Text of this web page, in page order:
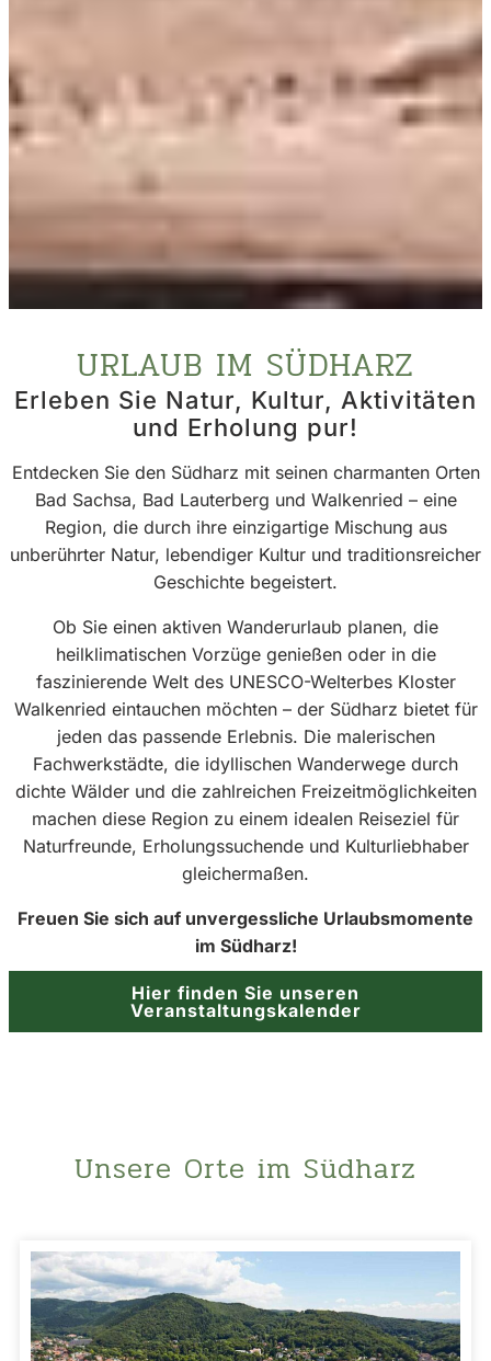
URLAUB IM SÜDHARZ
Erleben Sie Natur, Kultur, Aktivitäten
und Erholung pur!
Entdecken Sie den Südharz mit seinen charmanten Orten
Bad Sachsa, Bad Lauterberg und Walkenried – eine
Region, die durch ihre einzigartige Mischung aus
unberührter Natur, lebendiger Kultur und traditionsreicher
Geschichte begeistert.
Ob Sie einen aktiven Wanderurlaub planen, die
heilklimatischen Vorzüge genießen oder in die
faszinierende Welt des UNESCO-Welterbes Kloster
Walkenried eintauchen möchten – der Südharz bietet für
jeden das passende Erlebnis. Die malerischen
Fachwerkstädte, die idyllischen Wanderwege durch
dichte Wälder und die zahlreichen Freizeitmöglichkeiten
machen diese Region zu einem idealen Reiseziel für
Naturfreunde, Erholungssuchende und Kulturliebhaber
gleichermaßen.
Freuen Sie sich auf unvergessliche Urlaubsmomente
im Südharz!
Hier finden Sie unseren
Veranstaltungskalender
Unsere Orte im Südharz